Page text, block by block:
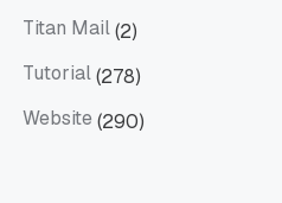
Titan Mail(2)
Tutorial(278)
Website (290)